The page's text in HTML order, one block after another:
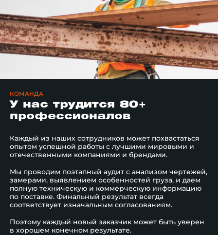
КОМАНДА
У нас трудится 80+
профессионалов
Каждый из наших сотрудников может похвастаться
опытом успешной работы с лучшими мировыми и
отечественными компаниями и брендами.
Мы проводим поэтапный аудит с анализом чертежей,
замерами, выявлением особенностей груза, и даем
полную техническую и коммерческую информацию
по поставке. Финальный результат всегда
соответствует изначальным согласованиям.
Поэтому каждый новый заказчик может быть уверен
в хорошем конечном результате.